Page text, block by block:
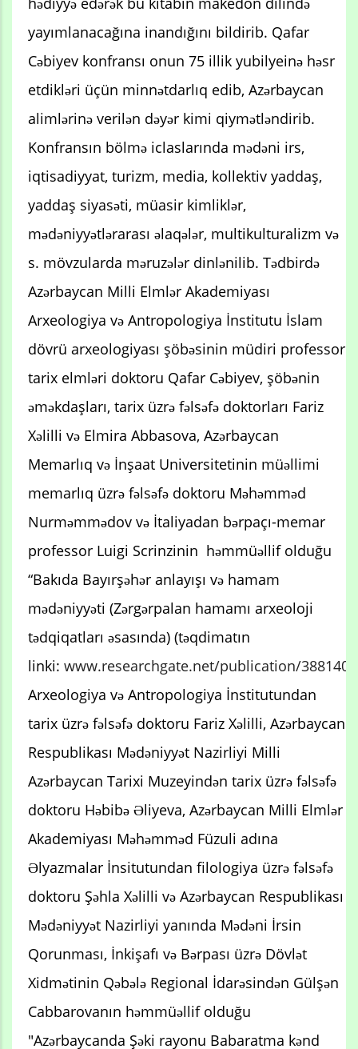
yayımlanacağına inandığını bildirib. Qafar
Cəbiyev konfransı onun 75 illik yubilyeinə həsr
etdikləri üçün minnətdarlıq edib, Azərbaycan
alimlərinə verilən dəyər kimi qiymətləndirib.
Konfransın bölmə iclaslarında mədəni irs,
iqtisadiyyat, turizm, media, kollektiv yaddaş,
yaddaş siyasəti, müasir kimliklər,
mədəniyyətlərarası əlaqələr, multikulturalizm və
s. mövzularda məruzələr dinlənilib. Tədbirdə
Azərbaycan Milli Elmlər Akademiyası
Arxeologiya və Antropologiya İnstitutu İslam
dövrü arxeologiyası şöbəsinin müdiri professor
tarix elmləri doktoru Qafar Cəbiyev, şöbənin
əməkdaşları, tarix üzrə fəlsəfə doktorları Fariz
Xəlilli və Elmira Abbasova, Azərbaycan
Memarlıq və İnşaat Universitetinin müəllimi
memarlıq üzrə fəlsəfə doktoru Məhəmməd
Nurməmmədov və İtaliyadan bərpaçı-memar
professor Luigi Scrinzinin həmmüəllif olduğu
“Bakıda Bayırşəhər anlayışı və hamam
mədəniyyəti (Zərgərpalan hamamı arxeoloji
tədqiqatları əsasında) (təqdimatın
linki: www.researchgate.net/publication/
Arxeologiya və Antropologiya İnstitutundan
tarix üzrə fəlsəfə doktoru Fariz Xəlilli, Azərbaycan
Respublikası Mədəniyyət Nazirliyi Milli
Azərbaycan Tarixi Muzeyindən tarix üzrə fəlsəfə
doktoru Həbibə Əliyeva, Azərbaycan Milli Elmlər
Akademiyası Məhəmməd Füzuli adına
Əlyazmalar İnsitutundan filologiya üzrə fəlsəfə
doktoru Şəhla Xəlilli və Azərbaycan Respublikası
Mədəniyyət Nazirliyi yanında Mədəni İrsin
Qorunması, İnkişafı və Bərpası üzrə Dövlət
Xidmətinin Qəbələ Regional İdarəsindən Gülşən
Cabbarovanın həmmüəllif olduğu
"Azərbaycanda Şəki rayonu Babaratma kənd